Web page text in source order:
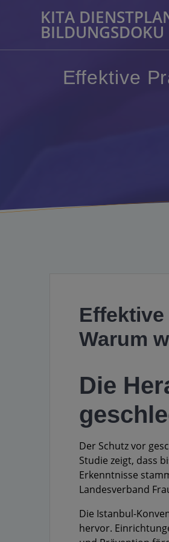
KITA
BILDUNGSDOKU
Effektive
Warum
Die
Der Schutz vor
Studie zeigt, dass
Erkenntnisse
Landesverband
Die Istanbul-
hervor.